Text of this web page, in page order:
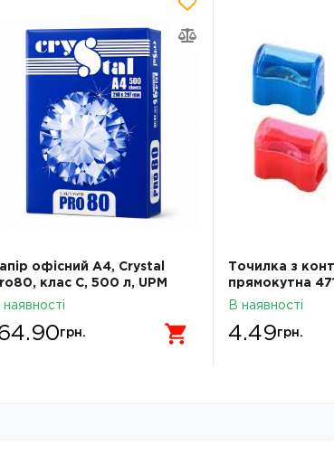
офісний А4, Crystal
клас C, 500 л, UPM
наявності
грн.
Точилка з
прямокутна
В наявності
4.49 грн.